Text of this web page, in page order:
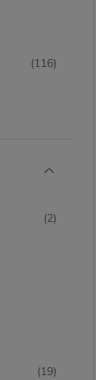
(116)
(2)
(19)